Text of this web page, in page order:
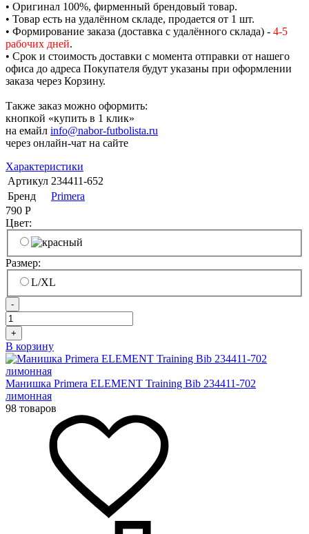
• Оригинал 100%, фирменный брендовый товар.
• Товар есть на удалённом складе, продается от 1 шт.
• Формирование заказа (доставка с удалённого склада) - 4-5
рабочих дней.
• Срок и стоимость доставки с момента отправки от нашего
офиса до адреса Покупателя будут указаны при оформлении
заказа через Корзину.
Также заказ можно оформить:
кнопкой «купить в 1 клик»
на емайл info@nabor-futbolista.ru
через онлайн-чат на сайте
Характеристики
Артикул 234411-652
Бренд
Primera
790 Р
Цвет:
Размер:
L/XL
-
+
В корзину
Манишка Primera ELEMENT Training Bib 234411-702
лимонная
98 товаров